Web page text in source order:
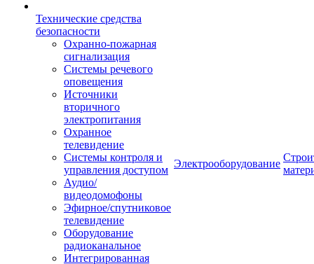
Технические средства
безопасности
Охранно-пожарная
сигнализация
Системы речевого
оповещения
Источники
вторичного
электропитания
Охранное
телевидение
Системы контроля и
управления доступом
Аудио/
видеодомофоны
Эфирное/спутниковое
телевидение
Оборудование
радиоканальное
Интегрированная
Электрооборудование